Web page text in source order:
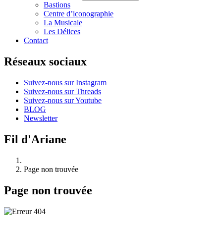
Bastions
Centre d’iconographie
La Musicale
Les Délices
Contact
Réseaux sociaux
Suivez-nous sur Instagram
Suivez-nous sur Threads
Suivez-nous sur Youtube
BLOG
Newsletter
Fil d'Ariane
Page non trouvée
Page non trouvée